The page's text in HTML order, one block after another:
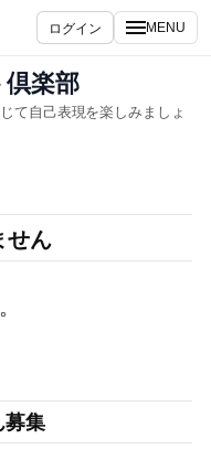
ログイン MENU
楽部
て自己表現を楽しみましょ
せん
募集